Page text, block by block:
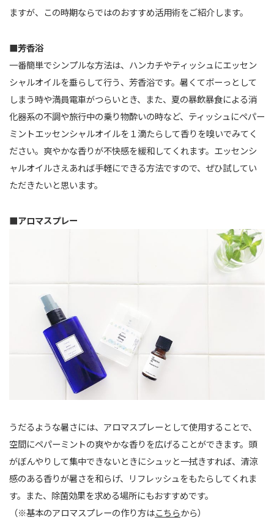
ますが、この時期ならではのおすすめ活用術をご紹介します。
■芳香浴
一番簡単でシンプルな方法は、ハンカチやティッシュにエッセン
シャルオイルを垂らして行う、芳香浴です。暑くてボーっとして
しまう時や満員電車がつらいとき、また、夏の暴飲暴食による消
化器系の不調や旅行中の乗り物酔いの時など、ティッシュにペパー
ミントエッセンシャルオイルを１滴たらして香りを嗅いでみてく
ださい。爽やかな香りが不快感を緩和してくれます。エッセンシ
ャルオイルさえあれば手軽にできる方法ですので、ぜひ試してい
ただきたいと思います。
■アロマスプレー
うだるような暑さには、アロマスプレーとして使用することで、
空間にペパーミントの爽やかな香りを広げることができます。頭
がぼんやりして集中できないときにシュッと一拭きすれば、清涼
感のある香りが暑さを和らげ、リフレッシュをもたらしてくれま
す。また、除菌効果を求める場所にもおすすめです。
（※基本のアロマスプレーの作り方はこちらから）